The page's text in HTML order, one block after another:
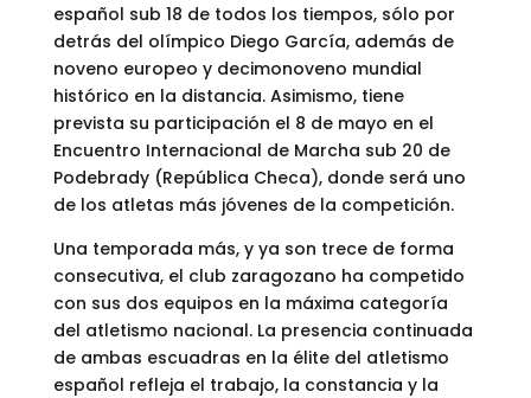
español sub 18 de todos los tiempos, sólo por
detrás del olímpico Diego García, además de
noveno europeo y decimonoveno mundial
histórico en la distancia. Asimismo, tiene
prevista su participación el 8 de mayo en el
Encuentro Internacional de Marcha sub 20 de
Podebrady (República Checa), donde será uno
de los atletas más jóvenes de la competición.
Una temporada más, y ya son trece de forma
consecutiva, el club zaragozano ha competido
con sus dos equipos en la máxima categoría
del atletismo nacional. La presencia continuada
de ambas escuadras en la élite del atletismo
español refleja el trabajo, la constancia y la